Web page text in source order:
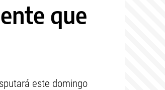
que
este domingo